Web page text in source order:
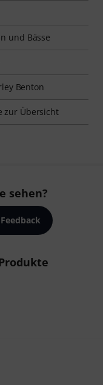
und Bässe
Benton
zur Übersicht
sehen?